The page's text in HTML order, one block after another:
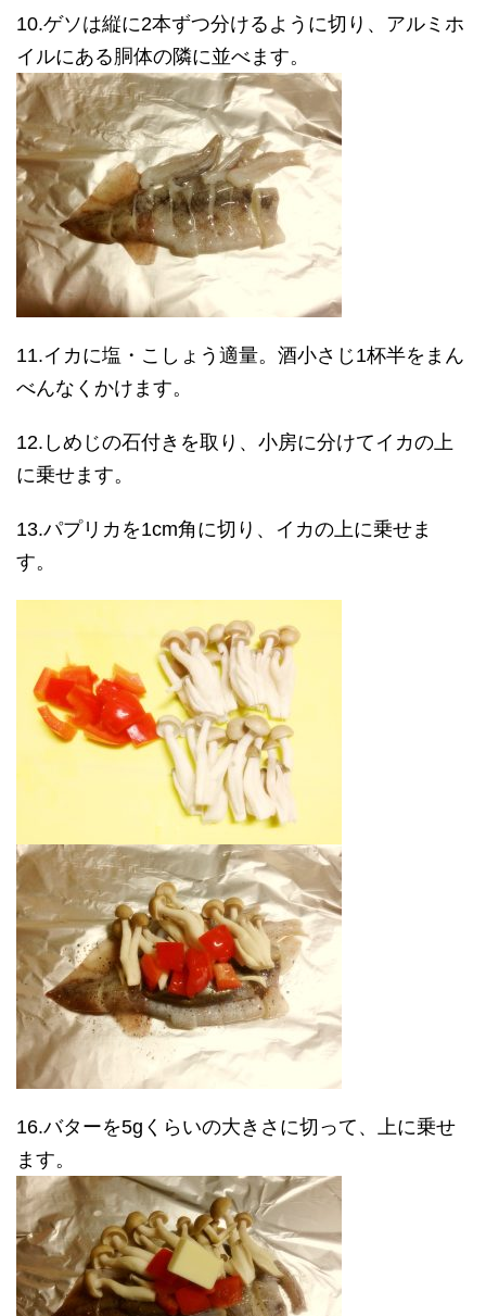
10.ゲソは縦に2本ずつ分けるように切り、アルミホ
イルにある胴体の隣に並べます。
11.イカに塩・こしょう適量。酒小さじ1杯半をまん
べんなくかけます。
12.しめじの石付きを取り、小房に分けてイカの上
に乗せます。
13.パプリカを1cm角に切り、イカの上に乗せま
す。
16.バターを5gくらいの大きさに切って、上に乗せ
ます。